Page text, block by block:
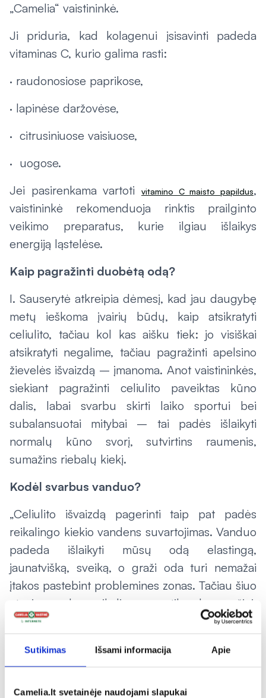
Sutikimas Išsami informacija Apie
Camelia.lt svetainėje naudojami slapukai
„Camelia“ vaistininkė.
Ji priduria, kad kolagenui įsisavinti padeda
vitaminas C, kurio galima rasti:
· raudonosiose paprikose,
· lapinėse daržovėse,
· citrusiniuose vaisiuose,
· uogose.
Jei pasirenkama vartoti
vitamino C maisto papildus,
vaistininkė rekomenduoja rinktis prailginto
veikimo preparatus, kurie ilgiau išlaikys
energiją ląstelėse.
Kaip pagražinti duobėtą odą?
I. Sauserytė atkreipia dėmesį, kad jau daugybę
metų ieškoma įvairių būdų, kaip atsikratyti
celiulito, tačiau kol kas aišku tiek: jo visiškai
atsikratyti negalime, tačiau pagražinti apelsino
žievelės išvaizdą – įmanoma. Anot vaistininkės,
siekiant pagražinti celiulito paveiktas kūno
dalis, labai svarbu skirti laiko sportui bei
subalansuotai mitybai – tai padės išlaikyti
normalų kūno svorį, sutvirtins raumenis,
sumažins riebalų kiekį.
Kodėl svarbus vanduo?
„Celiulito išvaizdą pagerinti taip pat padės
reikalingo kiekio vandens suvartojimas. Vanduo
padeda išlaikyti mūsų odą elastingą,
jaunatvišką, sveiką, o graži oda turi nemažai
įtakos pastebint problemines zonas. Tačiau šiuo
atveju vanduo reikalingas ne tik odos grožiui,
bet ir toksinų pasišalinimui ir metabolinių
Žinoma, kai kurių žmonių kūnas yra linkęs